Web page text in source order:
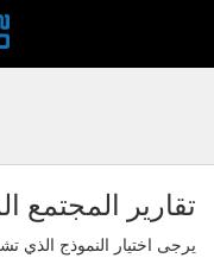
تقارير المجتمع
يرجى اختيار النموذج الذي